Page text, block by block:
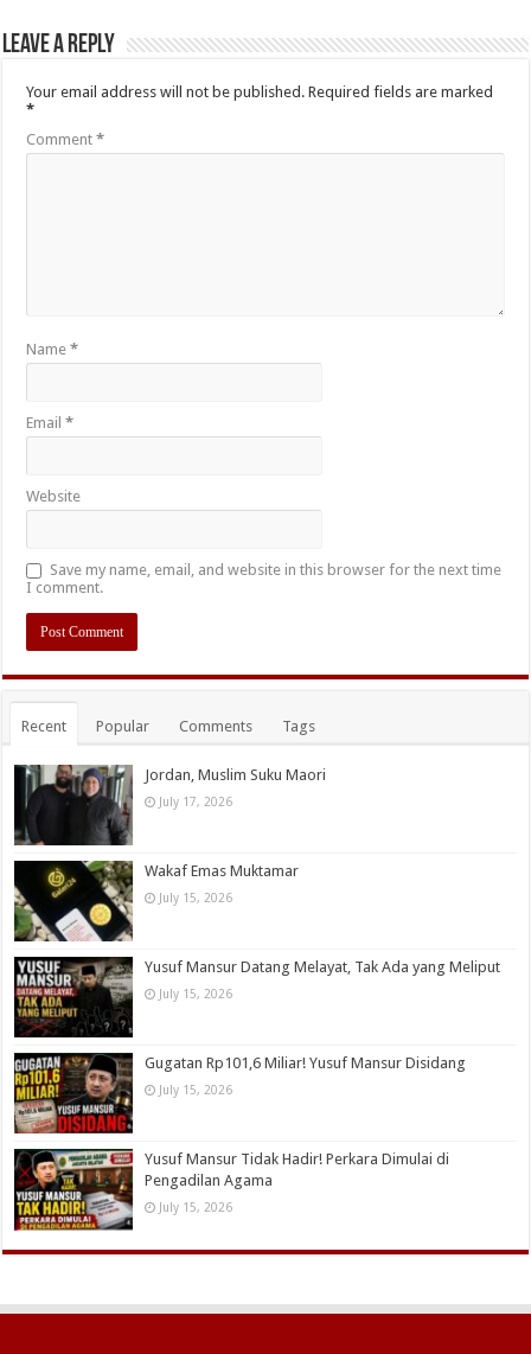
Leave a Reply
Your email address will not be published. Required fields are marked
*
Comment*
Name*
Email*
Website
Save my name, email, and website in this browser for the next time
I comment.
Recent Popular Comments Tags
Jordan, Muslim Suku Maori
July 17, 2026
Wakaf Emas Muktamar
July 15, 2026
Yusuf Mansur Datang Melayat, Tak Ada yang Meliput
July 15, 2026
Gugatan Rp101,6 Miliar! Yusuf Mansur Disidang
July 15, 2026
Yusuf Mansur Tidak Hadir! Perkara Dimulai di
Pengadilan Agama
July 15, 2026